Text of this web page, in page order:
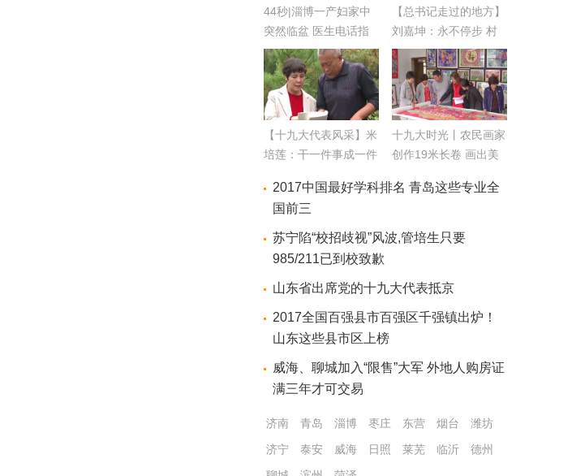
44秒|淄博一产妇家中
突然临盆 医生电话指
导分娩
【总书记走过的地方】
刘嘉坤：永不停步 村
富民福
【十九大代表风采】米
培莲：干一件事成一件
十九大时光丨农民画家
创作19米长卷 画出美
2017中国最好学科排名 青岛这些专业全
国前三
苏宁陷“校招歧视”风波,管培生只要
985/211已到校致歉
山东省出席党的十九大代表抵京
2017全国百强县市百强区千强镇出炉！
山东这些县市区上榜
威海、聊城加入“限售”大军 外地人购房证
满三年才可交易
济南 青岛 淄博 枣庄 东营 烟台
潍坊
济宁
泰安 威海 日照 莱芜 临沂
德州